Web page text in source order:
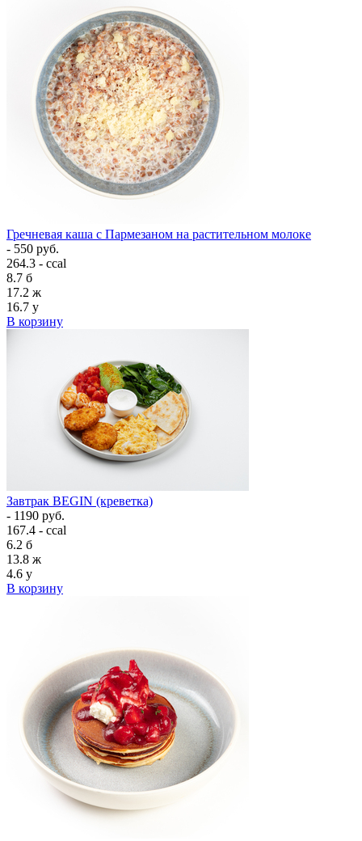
Гречневая каша с Пармезаном на растительном молоке
- 550 руб.
264.3 - ccal
8.7 б
17.2 ж
16.7 у
В корзину
Завтрак BEGIN (креветка)
- 1190 руб.
167.4 - ccal
6.2 б
13.8 ж
4.6 у
В корзину